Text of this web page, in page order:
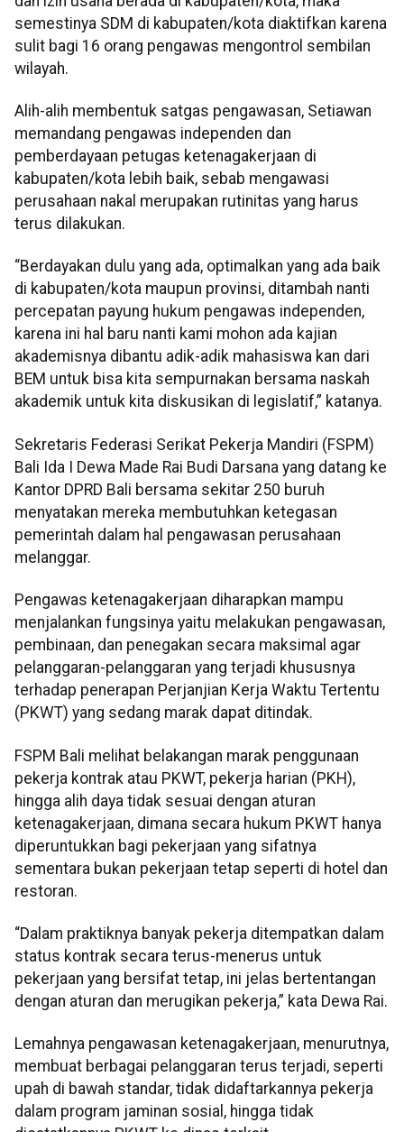
semestinya SDM di kabupaten/kota diaktifkan karena
sulit bagi 16 orang pengawas mengontrol sembilan
wilayah.
Alih-alih membentuk satgas pengawasan, Setiawan
memandang pengawas independen dan
pemberdayaan petugas ketenagakerjaan di
kabupaten/kota lebih baik, sebab mengawasi
perusahaan nakal merupakan rutinitas yang harus
terus dilakukan.
“Berdayakan dulu yang ada, optimalkan yang ada baik
di kabupaten/kota maupun provinsi, ditambah nanti
percepatan payung hukum pengawas independen,
karena ini hal baru nanti kami mohon ada kajian
akademisnya dibantu adik-adik mahasiswa kan dari
BEM untuk bisa kita sempurnakan bersama naskah
akademik untuk kita diskusikan di legislatif,” katanya.
Sekretaris Federasi Serikat Pekerja Mandiri (FSPM)
Bali Ida I Dewa Made Rai Budi Darsana yang datang ke
Kantor DPRD Bali bersama sekitar 250 buruh
menyatakan mereka membutuhkan ketegasan
pemerintah dalam hal pengawasan perusahaan
melanggar.
Pengawas ketenagakerjaan diharapkan mampu
menjalankan fungsinya yaitu melakukan pengawasan,
pembinaan, dan penegakan secara maksimal agar
pelanggaran-pelanggaran yang terjadi khususnya
terhadap penerapan Perjanjian Kerja Waktu Tertentu
(PKWT) yang sedang marak dapat ditindak.
FSPM Bali melihat belakangan marak penggunaan
pekerja kontrak atau PKWT, pekerja harian (PKH),
hingga alih daya tidak sesuai dengan aturan
ketenagakerjaan, dimana secara hukum PKWT hanya
diperuntukkan bagi pekerjaan yang sifatnya
sementara bukan pekerjaan tetap seperti di hotel dan
restoran.
“Dalam praktiknya banyak pekerja ditempatkan dalam
status kontrak secara terus-menerus untuk
pekerjaan yang bersifat tetap, ini jelas bertentangan
dengan aturan dan merugikan pekerja,” kata Dewa Rai.
Lemahnya pengawasan ketenagakerjaan, menurutnya,
membuat berbagai pelanggaran terus terjadi, seperti
upah di bawah standar, tidak didaftarkannya pekerja
dalam program jaminan sosial, hingga tidak